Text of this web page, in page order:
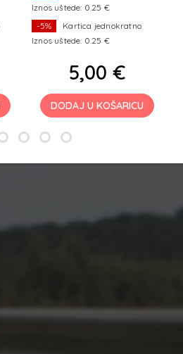
Iznos uštede: 0.25 €
-5%
Kartica jednokratno
Iznos uštede: 0.25 €
5,00 €
DODAJ U KOŠARICU